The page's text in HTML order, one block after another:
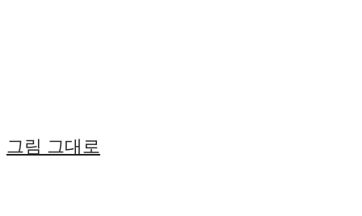
그림 그대로